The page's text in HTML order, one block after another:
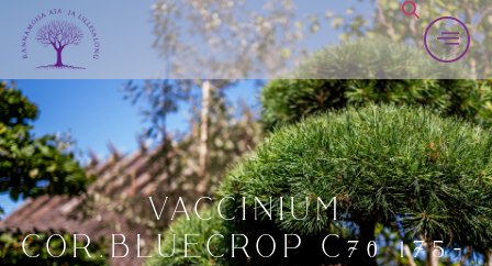
VACCINIUM
COR.BLUECROP C70 175-